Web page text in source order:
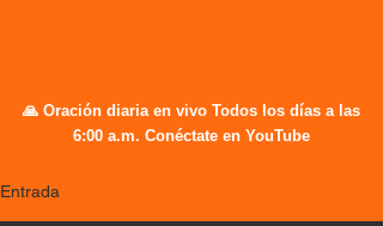
🙏 Oración diaria en vivo Todos los días a las
6:00 a.m. Conéctate en YouTube
Entrada